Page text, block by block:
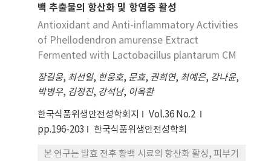
3종의 표준용액과 Vitalbos의 머무름 시간이 일치하
였으며 스펙트럼 또한 동일하여 분석법의 특이성을
확인 하였다. 지표성분의 검량선 상관계수(R2)는
0.9995-0.9998 범위로 0.99 이상의 우수한 직선성을
나타냈다. Intra-day 및 inter-day 정밀도는 0.14-
3.01%의 범위로 5% 미만의 우 수한 정밀도를 나타
냈고 회수율은 95.13-105.59% 범위에 서 우수한 정
확도를 보였다. DAA 분석의 LOD와 LOQ는 각각 0.39
μg/mL 및 1.18 μg/mL이었으며 총당 함량의 LOD
및 LOQ는 각각 0.84 μg/mL 및 2.55 μg/mL로 측정
되었다. 단당류 3종에 대한 LOD는 0.48-0.81 μg/mL
백 추출물의 항산화 및 항염증 활성
Antioxidant and Anti-inflammatory Activities
of Phellodendron amurense Extract
Fermented with Lactobacillus plantarum CM
장길웅, 최선일, 한웅호, 문효, 권희연, 최예은, 강나윤,
박병우, 김정진, 강석남, 이옥환
한국식품위생안전성학회지
Vol.36 No.2
pp.196-203
한국식품위생안전성학회
본 연구는 발효 전후 황백 시료의 항산화 활성, 피부기